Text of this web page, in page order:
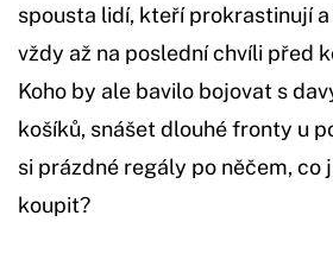
spousta lidí, kteří prokrastinují
vždy až na poslední chvíli před
Koho by ale bavilo bojovat s
košíků, snášet dlouhé fronty u
si prázdné regály po něčem, co
koupit?